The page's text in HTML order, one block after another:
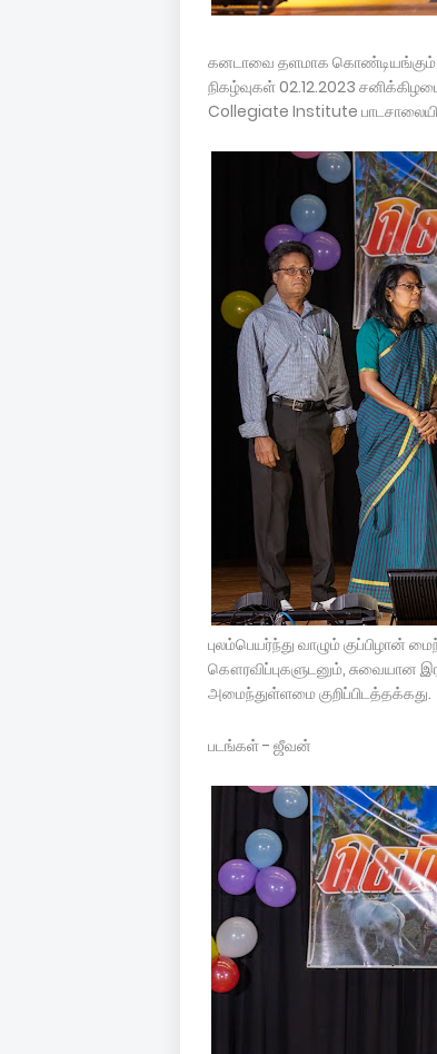
கனடாவை தளமாக கொண்டியங்கும்
நிகழ்வுகள் 02.12.2023
Collegiate Institute
புலம்பெயர்ந்து வாழும்
கௌரவிப்புகளுடனும், சுவையான
அமைந்துள்ளமை குறிப்பிடத்தக்கது.
படங்கள் - ஜீவன்